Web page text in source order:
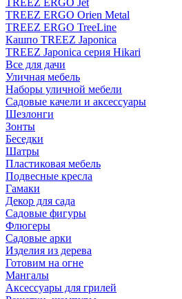
TREEZ ERGO Jet
TREEZ ERGO Orien Metal
TREEZ ERGO TreeLine
Кашпо TREEZ Japonica
TREEZ Japonica серия Hikari
Все для дачи
Уличная мебель
Наборы уличной мебели
Садовые качели и аксессуары
Шезлонги
Зонты
Беседки
Шатры
Пластиковая мебель
Подвесные кресла
Гамаки
Декор для сада
Садовые фигуры
Флюгеры
Садовые арки
Изделия из дерева
Готовим на огне
Мангалы
Аксессуары для грилей